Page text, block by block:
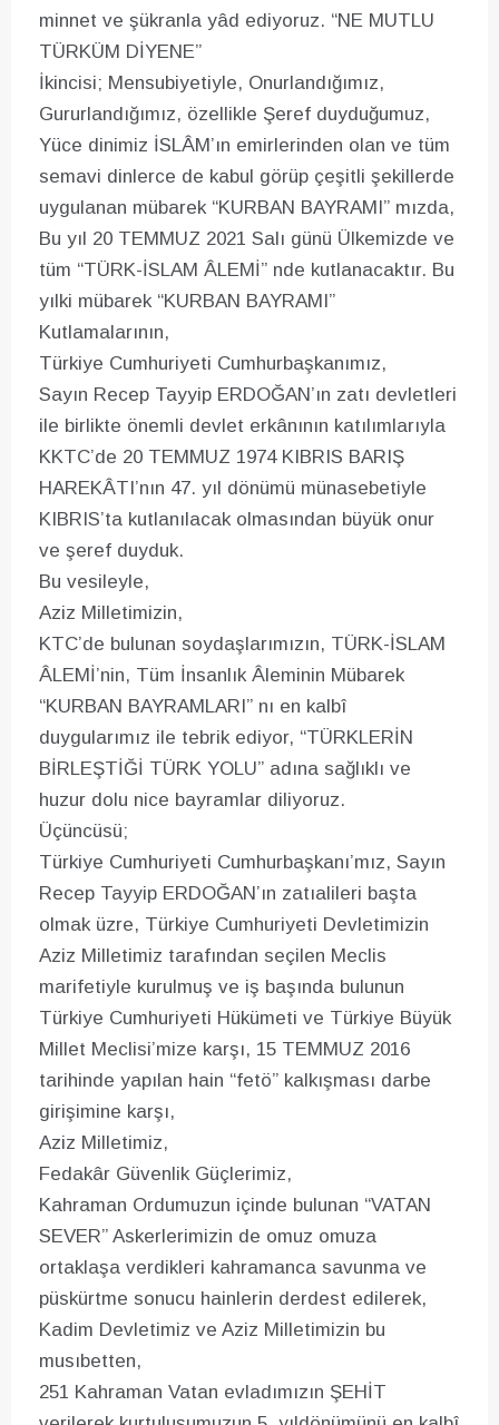
minnet ve şükranla yâd ediyoruz. “NE MUTLU
TÜRKÜM DİYENE”
İkincisi; Mensubiyetiyle, Onurlandığımız,
Gururlandığımız, özellikle Şeref duyduğumuz,
Yüce dinimiz İSLÂM’ın emirlerinden olan ve tüm
semavi dinlerce de kabul görüp çeşitli şekillerde
uygulanan mübarek “KURBAN BAYRAMI” mızda,
Bu yıl 20 TEMMUZ 2021 Salı günü Ülkemizde ve
tüm “TÜRK-İSLAM ÂLEMİ” nde kutlanacaktır. Bu
yılki mübarek “KURBAN BAYRAMI”
Kutlamalarının,
Türkiye Cumhuriyeti Cumhurbaşkanımız,
Sayın Recep Tayyip ERDOĞAN’ın zatı devletleri
ile birlikte önemli devlet erkânının katılımlarıyla
KKTC’de 20 TEMMUZ 1974 KIBRIS BARIŞ
HAREKÂTI’nın 47. yıl dönümü münasebetiyle
KIBRIS’ta kutlanılacak olmasından büyük onur
ve şeref duyduk.
Bu vesileyle,
Aziz Milletimizin,
KTC’de bulunan soydaşlarımızın, TÜRK-İSLAM
ÂLEMİ’nin, Tüm İnsanlık Âleminin Mübarek
“KURBAN BAYRAMLARI” nı en kalbî
duygularımız ile tebrik ediyor, “TÜRKLERİN
BİRLEŞTİĞİ TÜRK YOLU” adına sağlıklı ve
huzur dolu nice bayramlar diliyoruz.
Üçüncüsü;
Türkiye Cumhuriyeti Cumhurbaşkanı’mız, Sayın
Recep Tayyip ERDOĞAN’ın zatıalileri başta
olmak üzre, Türkiye Cumhuriyeti Devletimizin
Aziz Milletimiz tarafından seçilen Meclis
marifetiyle kurulmuş ve iş başında bulunun
Türkiye Cumhuriyeti Hükümeti ve Türkiye Büyük
Millet Meclisi’mize karşı, 15 TEMMUZ 2016
tarihinde yapılan hain “fetö” kalkışması darbe
girişimine karşı,
Aziz Milletimiz,
Fedakâr Güvenlik Güçlerimiz,
Kahraman Ordumuzun içinde bulunan “VATAN
SEVER” Askerlerimizin de omuz omuza
ortaklaşa verdikleri kahramanca savunma ve
püskürtme sonucu hainlerin derdest edilerek,
Kadim Devletimiz ve Aziz Milletimizin bu
musıbetten,
251 Kahraman Vatan evladımızın ŞEHİT